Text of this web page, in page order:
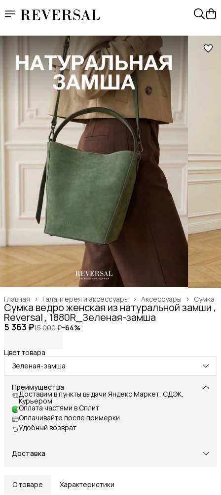
Сумка
Аксессуары ›
Галантерея и аксессуары ›
Главная ›
Сумка ведро женская из натуральной замши ,
Reversal , 1880R_Зеленая-замша
5 363 ₽15 000 ₽−64%
Цвет товара
Зеленая-замша
Преимущества
Доставим в пункты выдачи Яндекс Маркет, СДЭК,
Курьером
Оплата частями в Сплит
Оплачивайте после примерки
Удобный возврат
Доставка
О товаре Характеристики